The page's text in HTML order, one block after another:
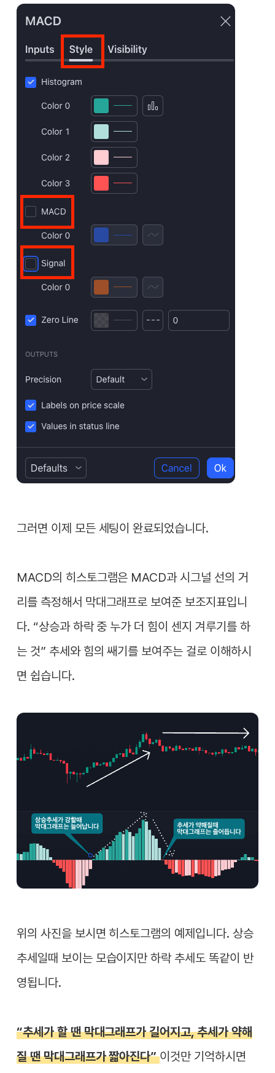
그러면 이제 모든 세팅이 완료되었습니다.
MACD의 히스토그램은 MACD과 시그널 선의 거
리를 측정해서 막대그래프로 보여준 보조지표입니
다. “상승과 하락 중 누가 더 힘이 센지 겨루기를 하
는 것” 추세와 힘의 쌔기를 보여주는 걸로 이해하시
면 쉽습니다.
위의 사진을 보시면 히스토그램의 예제입니다. 상승
추세일때 보이는 모습이지만 하락 추세도 똑같이 반
영됩니다.
“추세가 할 땐 막대그래프가 길어지고, 추세가 약해
질 땐 막대그래프가 짧아진다”이것만 기억하시면